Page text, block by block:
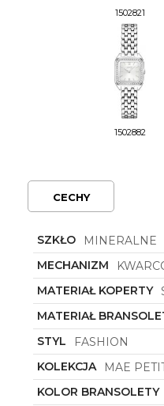
1502821
1502882
CECHY
SZKŁO
MINERALNE
MECHANIZM
MATERIAŁ KOPERTY
MATERIAŁ
STYL
FASHION
KOLEKCJA
MAE
KOLOR BRANSOLETY